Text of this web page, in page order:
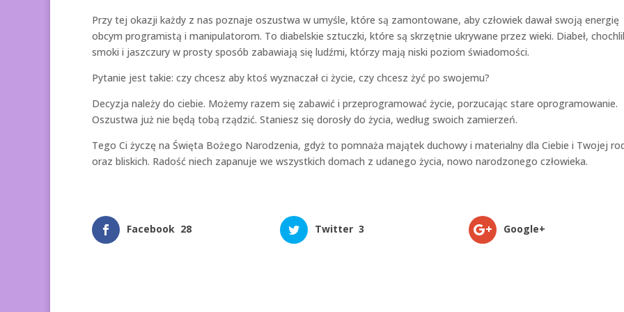
Przy tej okazji każdy z nas poznaje oszustwa w umyśle, które są zamontowane, aby człowiek dawał swoją energię
obcym programistą i manipulatorom. To diabelskie sztuczki, które są skrzętnie ukrywane przez wieki. Diabeł,
smoki i jaszczury w prosty sposób zabawiają się ludźmi, którzy mają niski poziom świadomości.
Pytanie jest takie: czy chcesz aby ktoś wyznaczał ci życie, czy chcesz żyć po swojemu?
Decyzja należy do ciebie. Możemy razem się zabawić i przeprogramować życie, porzucając stare oprogramowanie.
Oszustwa już nie będą tobą rządzić. Staniesz się dorosły do życia, według swoich zamierzeń.
Tego Ci życzę na Święta Bożego Narodzenia, gdyż to pomnaża majątek duchowy i materialny dla Ciebie i Twojej
oraz bliskich. Radość niech zapanuje we wszystkich domach z udanego życia, nowo narodzonego człowieka.
Facebook 28 Twitter 3 Google+